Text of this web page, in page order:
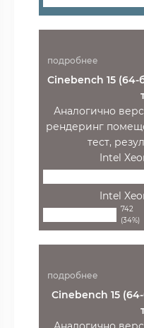
подробнее
Cinebench 15
Аналогично
рендеринг
тест,
Intel
Intel
742
(34%)
подробнее
Cinebench 15